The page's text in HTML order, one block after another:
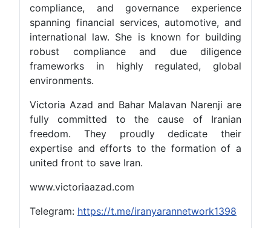
compliance, and governance experience
spanning financial services, automotive, and
international law. She is known for building
robust compliance and due diligence
frameworks in highly regulated, global
environments.
Victoria Azad and Bahar Malavan Narenji are
fully committed to the cause of Iranian
freedom. They proudly dedicate their
expertise and efforts to the formation of a
united front to save Iran.
www.victoriaazad.com
Telegram: https://t.me/iranyarannetwork1398